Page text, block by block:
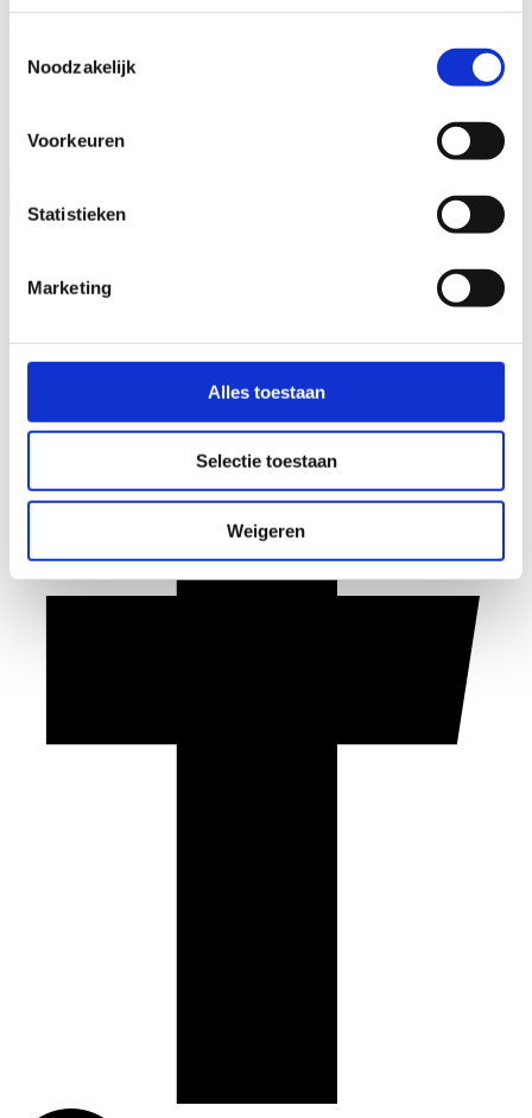
Noodzakelijk
Voorkeuren
Statistieken
Marketing
Alles toestaan
Selectie toestaan
Weigeren
Heerkens van Bavel Bouw uit Tilburg is een bouwgroep ontstaan
Onafhankelijkheid, trots, samenwerking, korte lijnen en nuchterheid
vormen de pijlers onder onze werkwijze. Met 340 medewerkers én